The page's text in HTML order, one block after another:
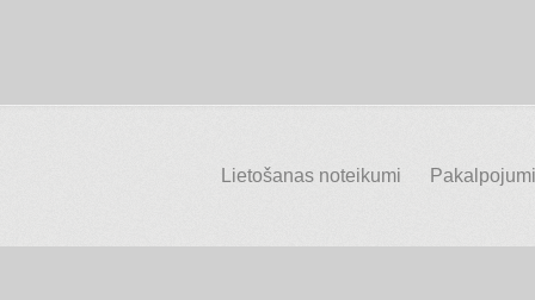
Lietošanas noteikumi